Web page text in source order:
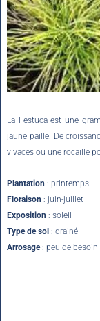
La Festuca est une
jaune paille. De
vivaces ou une rocaille
Plantation : printemps
Floraison : juin-juillet
Exposition : soleil
Type de sol : drainé
Arrosage: peu de besoin